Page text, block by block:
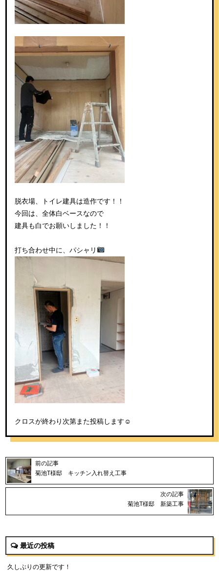
脱衣場、トイレ建具は造作です！！
今回は、全体白ベースなので
建具も白でお願いしました！！
打ち合わせ中に、パシャリ
クロスが終わり次第また投稿します☺︎
前の記事
菊池T様邸 キッチン入れ替え工事
次の記事
菊池T様邸 新築工事
最近の投稿
久しぶりの更新です！